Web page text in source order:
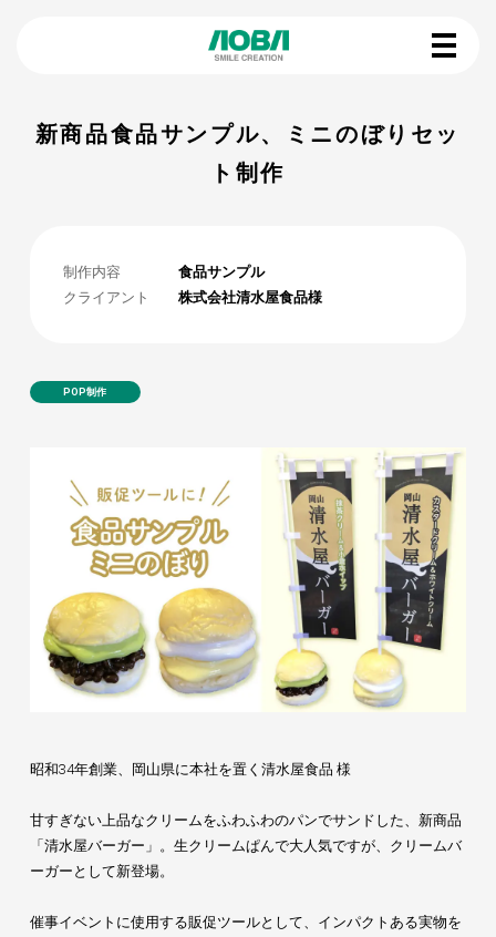
新商品食品サンプル、ミニのぼりセッ
ト制作
制作内容
食品サンプル
クライアント
株式会社清水屋食品様
POP制作
昭和34年創業、岡山県に本社を置く清水屋食品 様
甘すぎない上品なクリームをふわふわのパンでサンドした、新商品
「清水屋バーガー」。生クリームぱんで大人気ですが、クリームバ
ーガーとして新登場。
催事イベントに使用する販促ツールとして、インパクトある実物を